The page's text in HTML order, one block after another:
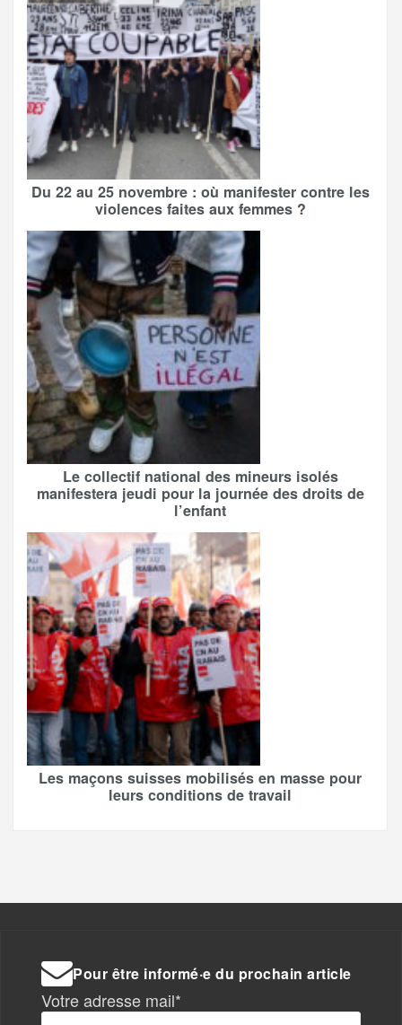
Du 22 au 25 novembre : où manifester contre les
violences faites aux femmes ?
Le collectif national des mineurs isolés
manifestera jeudi pour la journée des droits de
l’enfant
Les maçons suisses mobilisés en masse pour
leurs conditions de travail
Pour être informé·e du prochain article
Votre adresse mail*